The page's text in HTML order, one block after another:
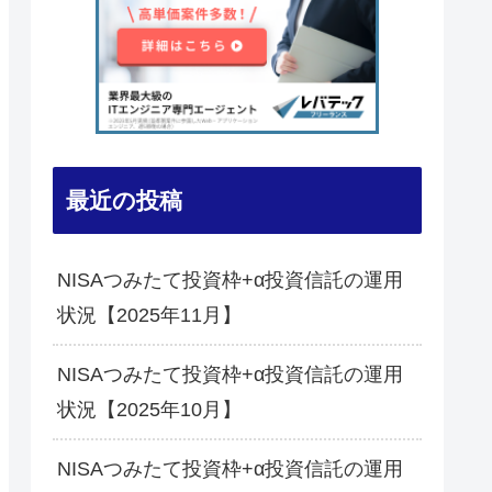
最近の投稿
NISAつみたて投資枠+α投資信託の運用
状況【2025年11月】
NISAつみたて投資枠+α投資信託の運用
状況【2025年10月】
NISAつみたて投資枠+α投資信託の運用